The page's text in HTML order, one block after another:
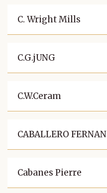
C. Wright Mills
C.G.jUNG
C.W.Ceram
CABALLERO FERNAN
Cabanes Pierre